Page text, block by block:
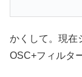
かくして。現在
OSC+フィルタ